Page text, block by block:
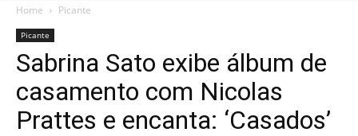
Home Picante
Picante
Sabrina Sato exibe álbum de
casamento com Nicolas
Prattes e encanta: ‘Casados’